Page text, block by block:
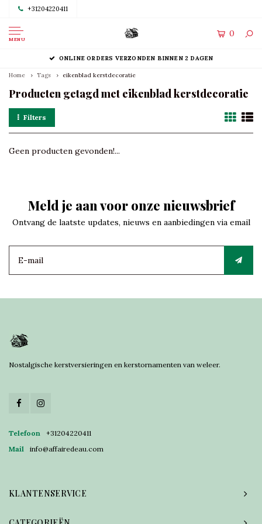
+31204220411
MENU
0
ONLINE ORDERS VERZONDEN BINNEN 2 DAGEN
Home Tags eikenblad kerstdecoratie
Producten getagd met eikenblad kerstdecoratie
Filters
Geen producten gevonden!...
Meld je aan voor onze nieuwsbrief
Ontvang de laatste updates, nieuws en aanbiedingen via email
Nostalgische kerstversieringen en kerstornamenten van weleer.
Telefoon
+31204220411
Mail
info@affairedeau.com
KLANTENSERVICE